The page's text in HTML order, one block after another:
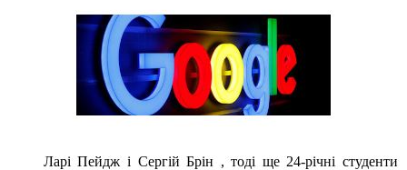
Ларі Пейдж і Сергій Брін , тоді ще 24-річні студенти